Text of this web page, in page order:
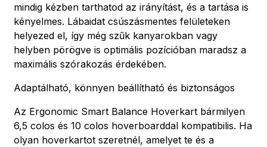
mindig kézben tarthatod az irányítást, és a tartása is
kényelmes. Lábaidat csúszásmentes felületeken
helyezed el, így még szűk kanyarokban vagy
helyben pörögve is optimális pozícióban maradsz a
maximális szórakozás érdekében.
Adaptálható, könnyen beállítható és biztonságos
Az Ergonomic Smart Balance Hoverkart bármilyen
6,5 colos és 10 colos hoverboarddal kompatibilis. Ha
olyan hoverkartot szeretnél, amelyet te és a